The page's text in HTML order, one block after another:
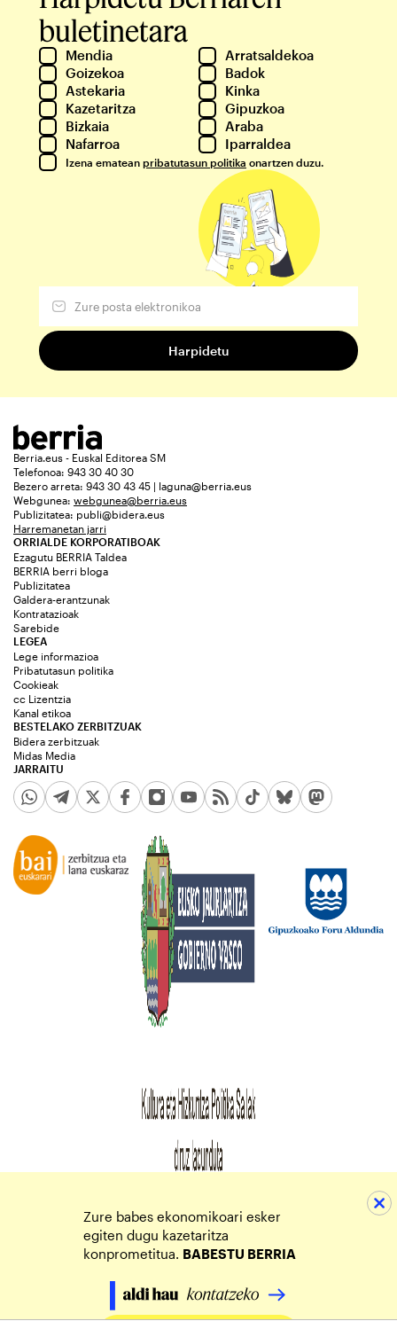
buletinetara
Mendia
Arratsaldekoa
Goizekoa
Badok
Astekaria
Kinka
Kazetaritza
Gipuzkoa
Bizkaia
Araba
Nafarroa
Iparraldea
Izena ematean pribatutasun politika onartzen duzu.
Berria.eus - Euskal Editorea SM
Telefonoa: 943 30 40 30
Bezero arreta: 943 30 43 45 | laguna@berria.eus
Webgunea: webgunea@berria.eus
Publizitatea: publi@bidera.eus
Harremanetan jarri
ORRIALDE KORPORATIBOAK
Ezagutu BERRIA Taldea
BERRIA berri bloga
Publizitatea
Galdera-erantzunak
Kontratazioak
Sarebide
JARRAITU
LEGEA
Lege informazioa
Pribatutasun politika
Cookieak
cc Lizentzia
Kanal etikoa
BESTELAKO ZERBITZUAK
Bidera zerbitzuak
Midas Media
Zure babes ekonomikoari esker
egiten dugu kazetaritza
konprometitua. BABESTU BERRIA